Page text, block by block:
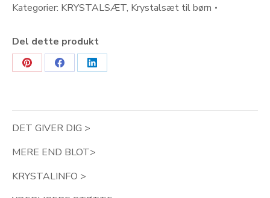
Kategorier: KRYSTALSÆT, Krystalsæt til børn
Del dette produkt
Share
Share
Share
DET GIVER DIG >
MERE END BLOT>
KRYSTALINFO >